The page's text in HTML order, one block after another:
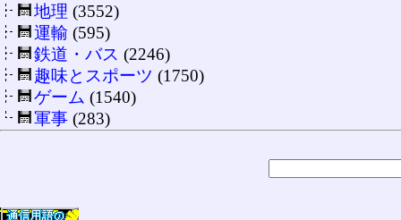
地理 (3552)
運輸 (595)
鉄道・バス (2246)
趣味とスポーツ (1750)
ゲーム (1540)
軍事 (283)